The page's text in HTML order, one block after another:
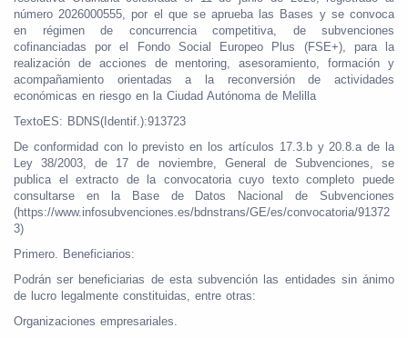
número 2026000555, por el que se aprueba las Bases y se convoca
en régimen de concurrencia competitiva, de subvenciones
cofinanciadas por el Fondo Social Europeo Plus (FSE+), para la
realización de acciones de mentoring, asesoramiento, formación y
acompañamiento orientadas a la reconversión de actividades
económicas en riesgo en la Ciudad Autónoma de Melilla
TextoES: BDNS(Identif.):913723
De conformidad con lo previsto en los artículos 17.3.b y 20.8.a de la
Ley 38/2003, de 17 de noviembre, General de Subvenciones, se
publica el extracto de la convocatoria cuyo texto completo puede
consultarse en la Base de Datos Nacional de Subvenciones
(https://www.infosubvenciones.es/bdnstrans/GE/es/convocatoria/91372
3)
Primero. Beneficiarios:
Podrán ser beneficiarias de esta subvención las entidades sin ánimo
de lucro legalmente constituidas, entre otras:
Organizaciones empresariales.